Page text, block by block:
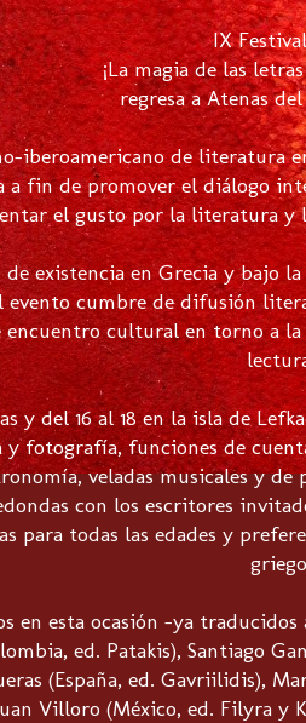
IX
¡La magia de las
regresa a Atenas
iberoamericano de literatura
a fin de promover el diálogo
el gusto por la literatura y
existencia en Grecia y bajo
evento cumbre de difusión
encuentro cultural en torno a
y del 16 al 18 en la isla de
y fotografía, funciones de
veladas musicales y de
con los escritores
para todas las edades y
en esta ocasión –ya
ed. Patakis), Santiago
(España, ed. Gavriilidis),
Villoro (México, ed. Filyra